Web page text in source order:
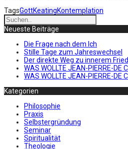
TagsGottKeatingKontemplation
Neueste Beiträge
Die Frage nach dem Ich
Stille Tage zum Jahreswechsel
Der direkte Weg zu innerem
WAS WOLLTE JEAN-PIERRE-DE
WAS WOLLTE JEAN-PIERRE-DE
Kategorien
Philosophie
Praxis
Selbstergründung
Seminar
Spiritualität
Theologie